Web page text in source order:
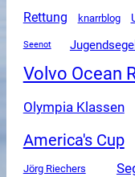
Rettung knarrblog
Seenot
Volvo Ocean
Olympia Klassen
America's Cup
Jörg Riechers